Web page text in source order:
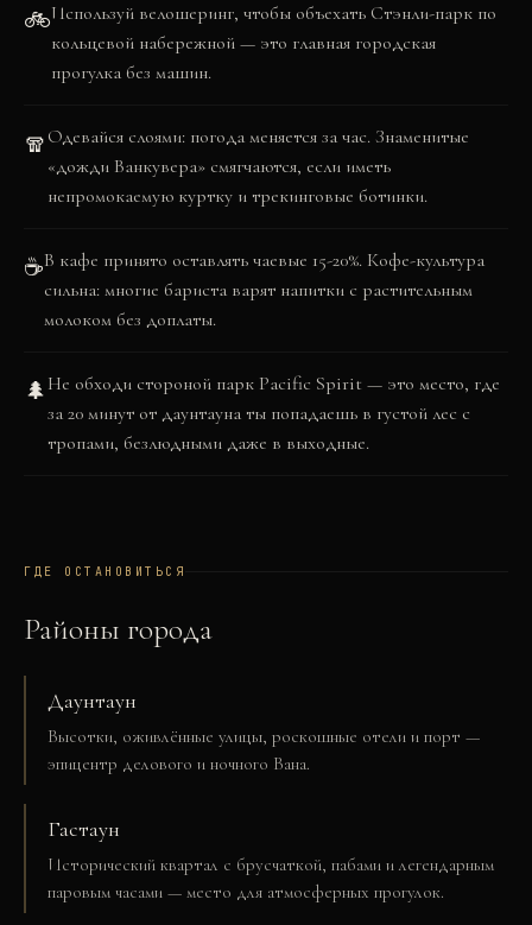
🚲Используй велошеринг, чтобы объехать Стэнли-парк по
кольцевой набережной — это главная городская
прогулка без машин.
🧣 Одевайся слоями: погода меняется за час. Знаменитые
«дожди Ванкувера» смягчаются, если иметь
непромокаемую куртку и трекинговые ботинки.
☕В кафе принято оставлять чаевые 15-20%. Кофе-культура
сильна: многие бариста варят напитки с растительным
молоком без доплаты.
🌲 Не обходи стороной парк Pacific Spirit — это место, где
за 20 минут от даунтауна ты попадаешь в густой лес с
тропами, безлюдными даже в выходные.
ГДЕ ОСТАНОВИТЬСЯ
Районы города
Даунтаун
Высотки, оживлённые улицы, роскошные отели и порт —
эпицентр делового и ночного Вана.
Гастаун
Исторический квартал с брусчаткой, пабами и легендарным
паровым часами — место для атмосферных прогулок.